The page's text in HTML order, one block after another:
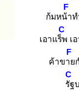
ก้มหน้า
F
ท
เอาแร็พ
C
เ
ค้าขาย
F
รัฐ
C